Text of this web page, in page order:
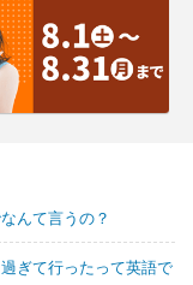
んて言うの？
ぎて行ったって英語で